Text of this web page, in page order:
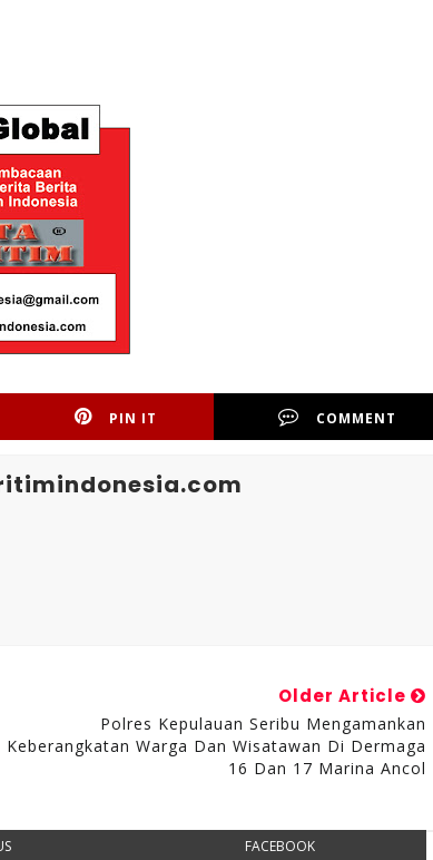
PIN IT COMMENT
Older Article
Polres Kepulauan Seribu Mengamankan
Keberangkatan Warga Dan Wisatawan Di Dermaga
16 Dan 17 Marina Ancol
FACEBOOK